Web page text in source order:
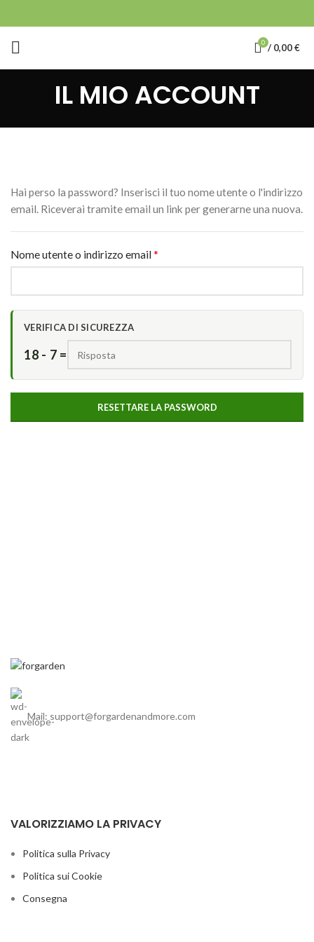
0 / 0,00€
IL MIO ACCOUNT
Hai perso la password? Inserisci il tuo nome utente o l'indirizzo
email. Riceverai tramite email un link per generarne una nuova.
Nome utente o indirizzo email*
VERIFICA DI SICUREZZA
18 - 7 =
RESETTARE LA PASSWORD
Mail: support@forgardenandmore.com
VALORIZZIAMO LA PRIVACY
Politica sulla Privacy
Politica sui Cookie
Consegna